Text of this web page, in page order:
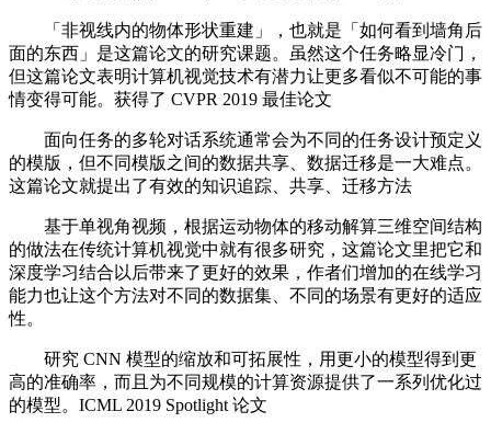
「非视线内的物体形状重建」，也就是「如何看到墙角后
面的东西」是这篇论文的研究课题。虽然这个任务略显冷门，
但这篇论文表明计算机视觉技术有潜力让更多看似不可能的事
情变得可能。获得了 CVPR 2019 最佳论文
面向任务的多轮对话系统通常会为不同的任务设计预定义
的模版，但不同模版之间的数据共享、数据迁移是一大难点。
这篇论文就提出了有效的知识追踪、共享、迁移方法
基于单视角视频，根据运动物体的移动解算三维空间结构
的做法在传统计算机视觉中就有很多研究，这篇论文里把它和
深度学习结合以后带来了更好的效果，作者们增加的在线学习
能力也让这个方法对不同的数据集、不同的场景有更好的适应
性。
研究 CNN 模型的缩放和可拓展性，用更小的模型得到更
高的准确率，而且为不同规模的计算资源提供了一系列优化过
的模型。ICML 2019 Spotlight 论文